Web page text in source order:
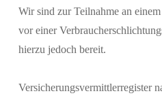
Wir sind zur Teilnahme an
vor einer
hierzu jedoch bereit.
Versicherungsvermittlerregister